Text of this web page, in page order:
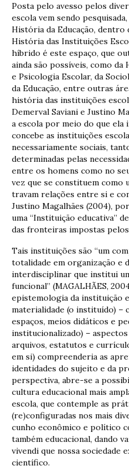
Posta pelo avesso pelos
escola vem sendo
História da Educação, dentro
História das Instituições
híbrido é este espaço, que
ainda são possíveis, como da
e Psicologia Escolar, da
da Educação, entre outras
história das instituições
Demerval Saviani e Justino
a escola por meio do que ela
concebe as instituições
necessariamente sociais,
determinadas pelas
entre os homens como no
vez que se constituem como
travam relações entre si e
Justino Magalhães (2004),
uma “Instituição educativa”
das fronteiras impostas
Tais instituições são “um
totalidade em organização e
interdisciplinar que institui
funcional” (MAGALHÃES,
epistemologia da instituição
materialidade (o instituído) –
espaços, meios didáticos e
institucionalizado) –
arquivos, estatutos e
em si) compreenderia as
identidades do sujeito e da
perspectiva, abre-se a
cultura educacional mais
escola, que contemple as
(re)configuradas nos mais
cunho econômico e político
também educacional, dando
vivendi que nossa sociedade
científico.